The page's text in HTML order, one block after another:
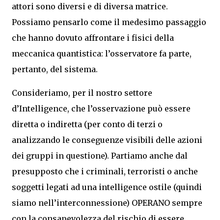
attori sono diversi e di diversa matrice.
Possiamo pensarlo come il medesimo passaggio
che hanno dovuto affrontare i fisici della
meccanica quantistica: l’osservatore fa parte,
pertanto, del sistema.
Consideriamo, per il nostro settore
d’Intelligence, che l’osservazione può essere
diretta o indiretta (per conto di terzi o
analizzando le conseguenze visibili delle azioni
dei gruppi in questione). Partiamo anche dal
presupposto che i criminali, terroristi o anche
soggetti legati ad una intelligence ostile (quindi
siamo nell’interconnessione) OPERANO sempre